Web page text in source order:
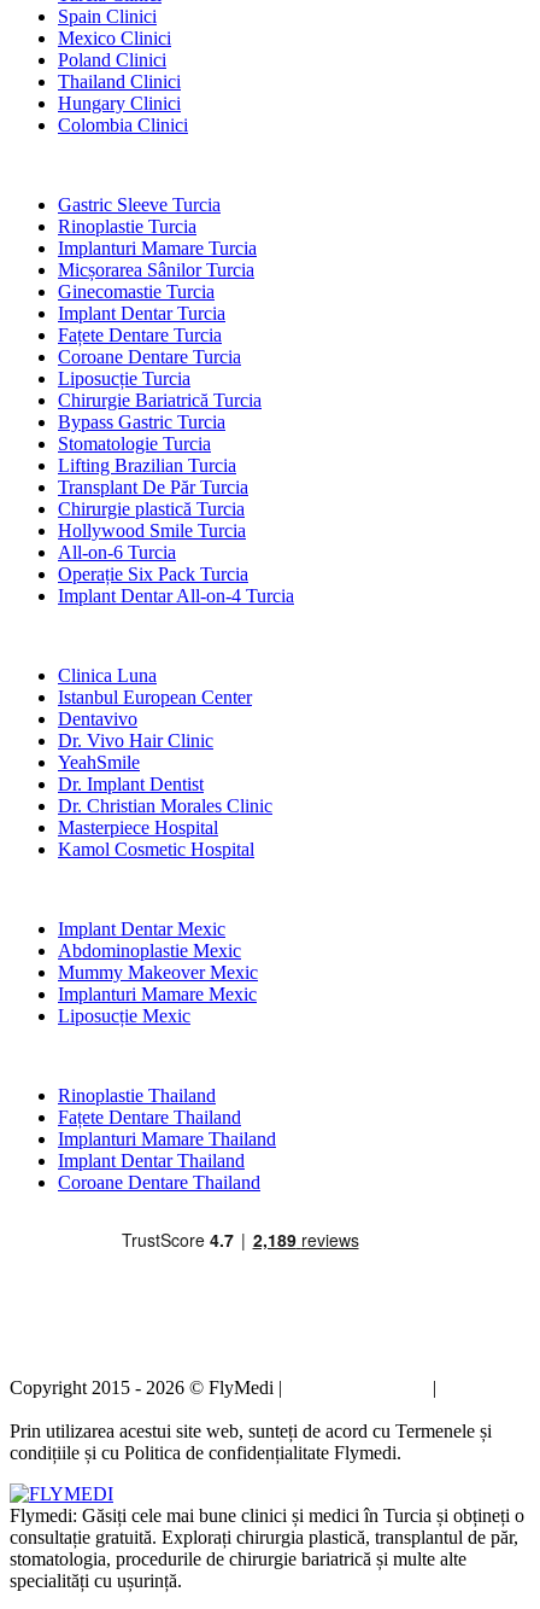
Spain Clinici
Mexico Clinici
Poland Clinici
Thailand Clinici
Hungary Clinici
Colombia Clinici
Gastric Sleeve Turcia
Rinoplastie Turcia
Implanturi Mamare Turcia
Micșorarea Sânilor Turcia
Ginecomastie Turcia
Implant Dentar Turcia
Fațete Dentare Turcia
Coroane Dentare Turcia
Liposucție Turcia
Chirurgie Bariatrică Turcia
Bypass Gastric Turcia
Stomatologie Turcia
Lifting Brazilian Turcia
Transplant De Păr Turcia
Chirurgie plastică Turcia
Hollywood Smile Turcia
All-on-6 Turcia
Operație Six Pack Turcia
Implant Dentar All-on-4 Turcia
Clinica Luna
Istanbul European Center
Dentavivo
Dr. Vivo Hair Clinic
YeahSmile
Dr. Implant Dentist
Dr. Christian Morales Clinic
Masterpiece Hospital
Kamol Cosmetic Hospital
Implant Dentar Mexic
Abdominoplastie Mexic
Mummy Makeover Mexic
Implanturi Mamare Mexic
Liposucție Mexic
Rinoplastie Thailand
Fațete Dentare Thailand
Implanturi Mamare Thailand
Implant Dentar Thailand
Coroane Dentare Thailand
Copyright 2015 - 2026 © FlyMedi | |
Prin utilizarea acestui site web, sunteți de acord cu Termenele și
condițiile și cu Politica de confidențialitate Flymedi.
Flymedi: Găsiți cele mai bune clinici și medici în Turcia și obțineți o
consultație gratuită. Explorați chirurgia plastică, transplantul de păr,
stomatologia, procedurile de chirurgie bariatrică și multe alte
specialități cu ușurință.